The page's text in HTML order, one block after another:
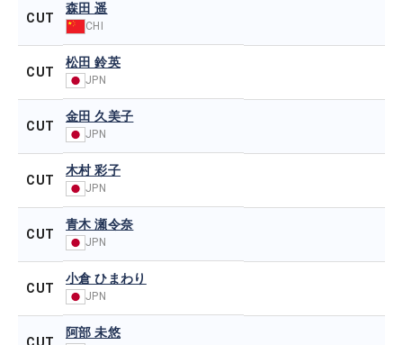
CUT
森田 遥
CHI
CUT
松田 鈴英
JPN
CUT
金田 久美子
JPN
CUT
木村 彩子
JPN
CUT
青木 瀬令奈
JPN
CUT
小倉 ひまわり
JPN
阿部 未悠